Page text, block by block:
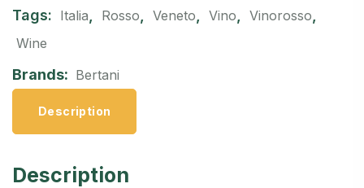
Tags: Italia Rosso Veneto Vino Vinorosso
Wine
Brands: Bertani
Description
Description